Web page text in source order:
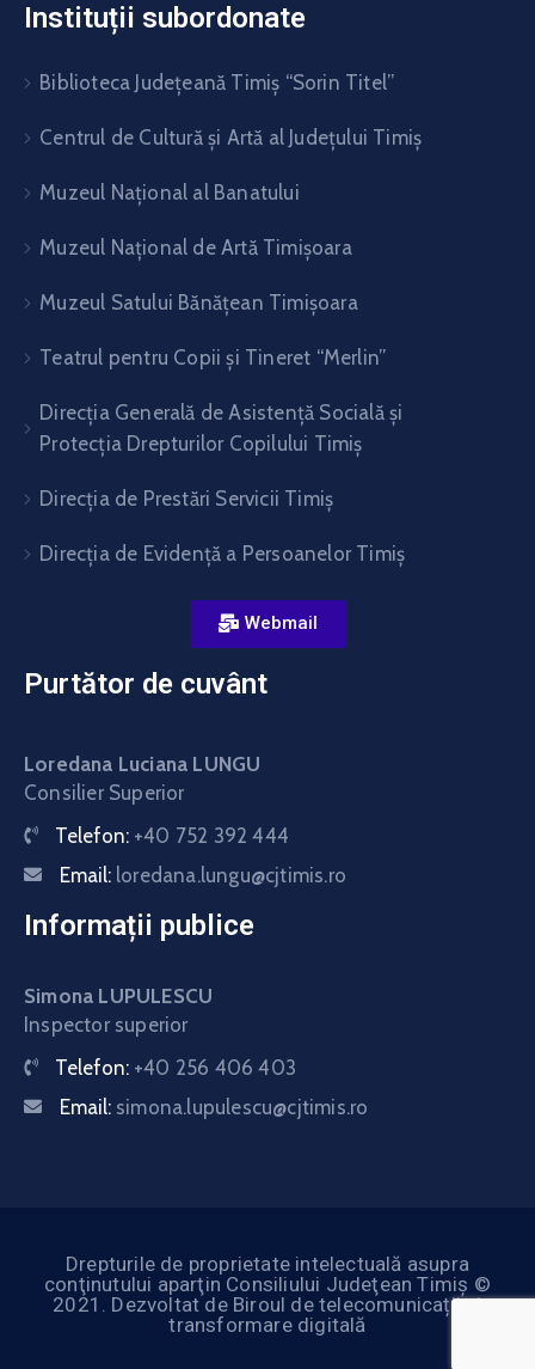
Instituții subordonate
Biblioteca Judeţeană Timiş “Sorin Titel”
Centrul de Cultură şi Artă al Judeţului Timiş
Muzeul Național al Banatului
Muzeul Național de Artă Timişoara
Muzeul Satului Bănăţean Timişoara
Teatrul pentru Copii şi Tineret “Merlin”
Direcția Generală de Asistență Socială și
Protecția Drepturilor Copilului Timiș
Direcţia de Prestări Servicii Timiş
Direcţia de Evidenţă a Persoanelor Timiş
Webmail
Purtător de cuvânt
Loredana Luciana LUNGU
Consilier Superior
Telefon: +40 752 392 444
Email: loredana.lungu@cjtimis.ro
Informații publice
Simona LUPULESCU
Inspector superior
Telefon: +40 256 406 403
Email: simona.lupulescu@cjtimis.ro
Drepturile de proprietate intelectuală asupra
conţinutului aparţin Consiliului Judeţean Timiş ©
2021. Dezvoltat de Biroul de telecomunicații și
transformare digitală